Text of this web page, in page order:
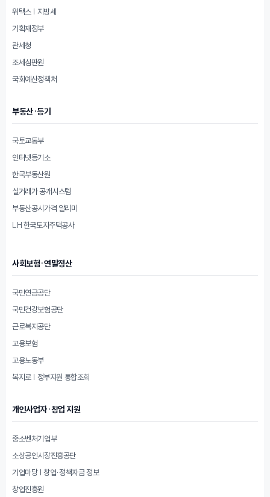
위택스 | 지방세
기획재정부
관세청
조세심판원
국회예산정책처
부동산·등기
국토교통부
인터넷등기소
한국부동산원
실거래가 공개시스템
부동산공시가격 알리미
LH 한국토지주택공사
사회보험·연말정산
국민연금공단
국민건강보험공단
근로복지공단
고용보험
고용노동부
복지로 | 정부지원 통합조회
개인사업자·창업 지원
중소벤처기업부
소상공인시장진흥공단
기업마당 | 창업·정책자금 정보
창업진흥원